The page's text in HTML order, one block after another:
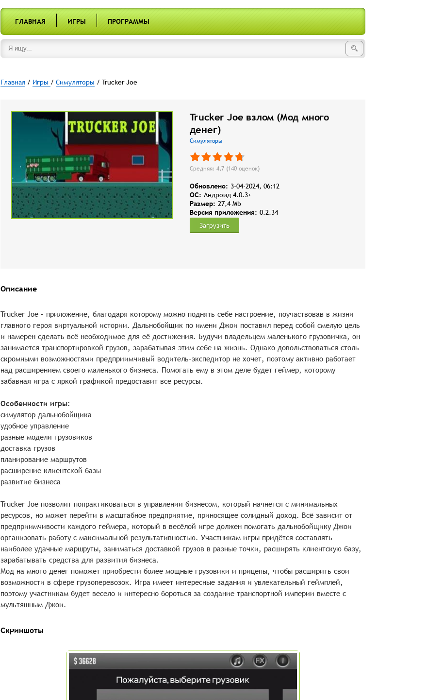
ГЛАВНАЯ ИГРЫ ПРОГРАММЫ
Главная/ Игры / Симуляторы / Trucker Joe
Trucker Joe взлом (Мод много
денег)
Симуляторы
Средняя: 4,7 (140оценок)
Обновлено: 3-04-2024, 06:12
OC: Андроид 4.0.3+
Размер: 27,4 Mb
Версия приложения: 0.2.34
Загрузить
Описание
Trucker Joe – приложение, благодаря которому можно поднять себе настроение, поучаствовав в жизни
главного героя виртуальной истории. Дальнобойщик по имени Джои поставил перед собой смелую цель
и намерен сделать всё необходимое для её достижения. Будучи владельцем маленького грузовичка, он
занимается транспортировкой грузов, зарабатывая этим себе на жизнь. Однако довольствоваться столь
скромными возможностями предприимчивый водитель-экспедитор не хочет, поэтому активно работает
над расширением своего маленького бизнеса. Помогать ему в этом деле будет геймер, которому
забавная игра с яркой графикой предоставит все ресурсы.
Особенности игры:
симулятор дальнобойщика
удобное управление
разные модели грузовиков
доставка грузов
планирование маршрутов
расширение клиентской базы
развитие бизнеса
Trucker Joe позволит попрактиковаться в управлении бизнесом, который начнётся с минимальных
ресурсов, но может перейти в масштабное предприятие, приносящее солидный доход. Всё зависит от
предприимчивости каждого геймера, который в весёлой игре должен помогать дальнобойщику Джои
организовать работу с максимальной результативностью. Участникам игры придётся составлять
наиболее удачные маршруты, заниматься доставкой грузов в разные точки, расширять клиентскую базу,
зарабатывать средства для развития бизнеса.
Мод на много денег поможет приобрести более мощные грузовики и прицепы, чтобы расширить свои
возможности в сфере грузоперевозок. Игра имеет интересные задания и увлекательный геймплей,
поэтому участникам будет весело и интересно бороться за создание транспортной империи вместе с
мультяшным Джои.
Скриншоты